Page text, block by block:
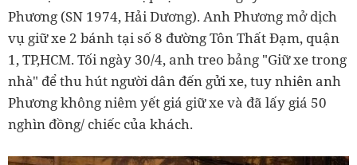
Phương (SN 1974, Hải Dương). Anh Phương mở dịch
vụ giữ xe 2 bánh tại số 8 đường Tôn Thất Đạm, quận
1, TP,HCM. Tối ngày 30/4, anh treo bảng "Giữ xe trong
nhà" để thu hút người dân đến gửi xe, tuy nhiên anh
Phương không niêm yết giá giữ xe và đã lấy giá 50
nghìn đồng/ chiếc của khách.